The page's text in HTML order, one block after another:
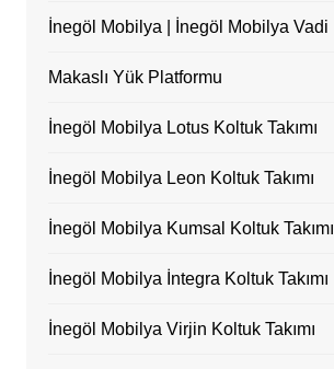
İnegöl Mobilya | İnegöl Mobilya Vadi
Makaslı Yük Platformu
İnegöl Mobilya Lotus Koltuk Takımı
İnegöl Mobilya Leon Koltuk Takımı
İnegöl Mobilya Kumsal Koltuk Takımı
İnegöl Mobilya İntegra Koltuk Takımı
İnegöl Mobilya Virjin Koltuk Takımı